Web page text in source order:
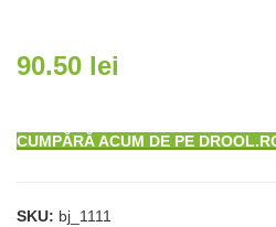
90.50 lei
CUMPĂRĂ ACUM DE PE
SKU: bj_1111